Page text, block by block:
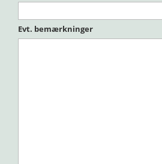
Evt. bemærkninger